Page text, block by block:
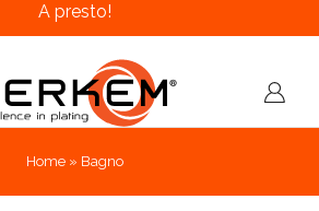
A presto!
Home» Bagno